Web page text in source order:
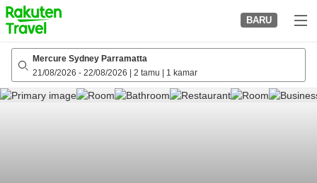
to
top
page
BARU
Mercure Sydney Parramatta
21/08/2026 - 22/08/2026 2 tamu 1 kamar